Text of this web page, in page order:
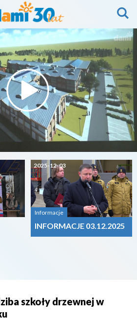
2025-12-03
Informacje
INFORMACJE 03.12.2025
szkoły drzewnej w